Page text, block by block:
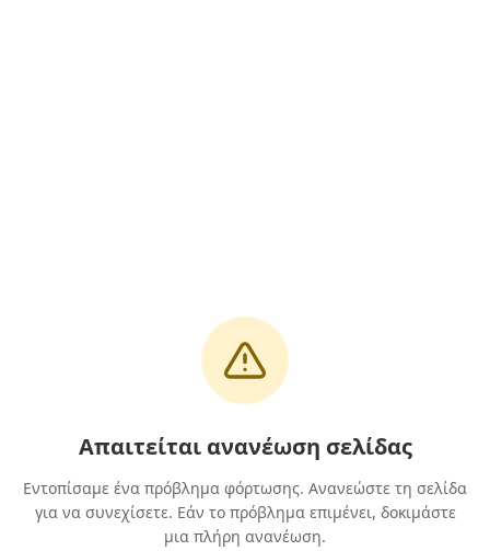
Απαιτείται ανανέωση σελίδας
Εντοπίσαμε ένα πρόβλημα φόρτωσης. Ανανεώστε τη σελίδα
για να συνεχίσετε. Εάν το πρόβλημα επιμένει, δοκιμάστε
μια πλήρη ανανέωση.